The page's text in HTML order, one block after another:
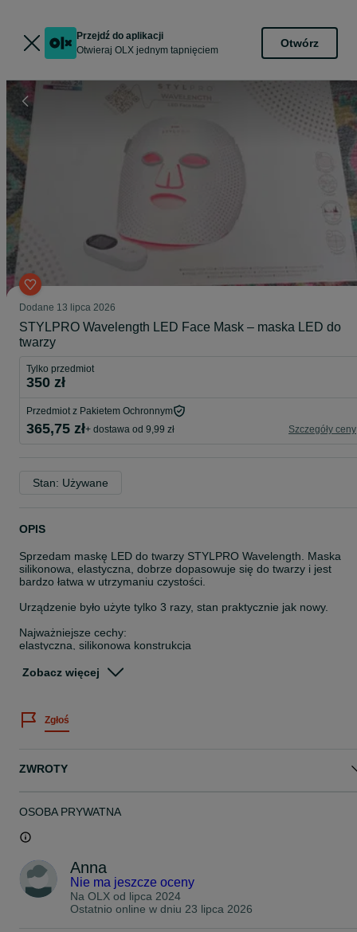
Przejdź do aplikacji
Otwieraj OLX jednym tapnięciem
Otwórz
Dodane 13 lipca 2026
STYLPRO Wavelength LED Face Mask – maska LED do
twarzy
Tylko przedmiot
350 zł
Przedmiot z Pakietem Ochronnym
365,75 zł+ dostawa od 9,99 zł Szczegóły ceny
Stan: Używane
OPIS
Sprzedam maskę LED do twarzy STYLPRO Wavelength. Maska
silikonowa, elastyczna, dobrze dopasowuje się do twarzy i jest
bardzo łatwa w utrzymaniu czystości.
Urządzenie było użyte tylko 3 razy, stan praktycznie jak nowy.
Najważniejsze cechy:
elastyczna, silikonowa konstrukcja
łatwa w czyszczeniu i higieniczna
Maska oferuje bardzo dobre, zaawansowane działanie LED w
Sprzedaję, ponieważ mam cerę bardzo wrażliwą i naczynkową,
(puderikrem.pl)
Zobacz więcej
Zgłoś
ZWROTY
OSOBA PRYWATNA
Anna
Nie ma jeszcze oceny
Na OLX od lipca 2024
Ostatnio online w dniu 23 lipca 2026